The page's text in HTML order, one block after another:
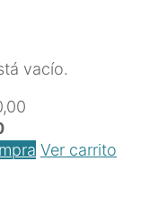
vacío.
Ver carrito